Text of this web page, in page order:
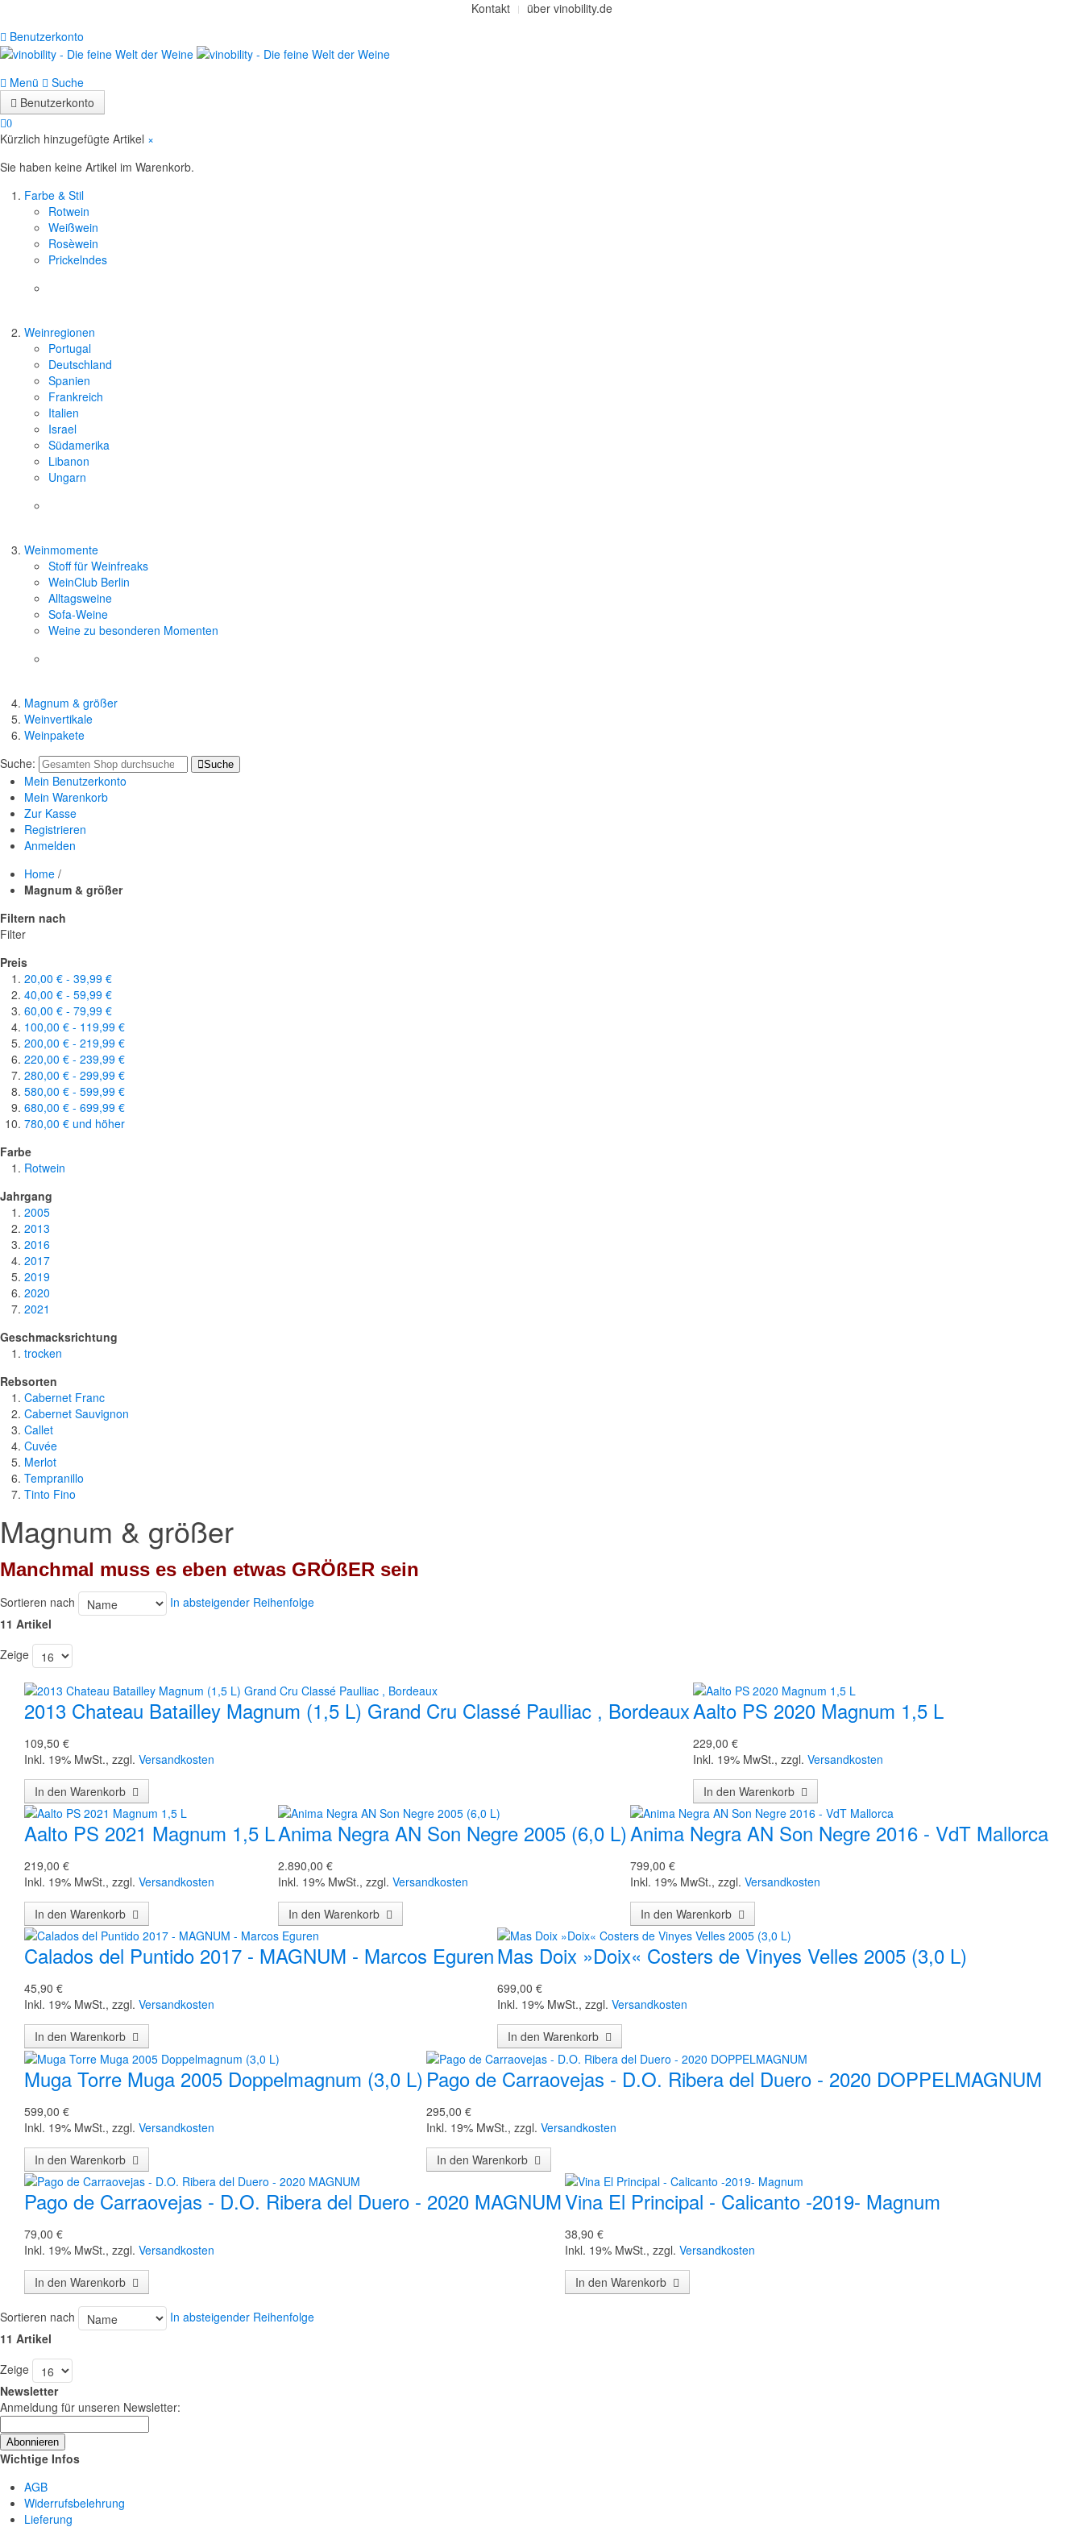
Kontakt
über vinobility.de
Benutzerkonto
Menü
Suche
Benutzerkonto
0
Kürzlich hinzugefügte Artikel ×
Sie haben keine Artikel im Warenkorb.
Farbe & Stil
Rotwein
Weißwein
Rosèwein
Prickelndes
Weinregionen
Portugal
Deutschland
Spanien
Frankreich
Italien
Israel
Südamerika
Libanon
Ungarn
Weinmomente
Stoff für Weinfreaks
WeinClub Berlin
Alltagsweine
Sofa-Weine
Weine zu besonderen Momenten
Magnum & größer
Weinvertikale
Weinpakete
Suche:
Suche
Mein Benutzerkonto
Mein Warenkorb
Zur Kasse
Registrieren
Anmelden
Home /
Magnum & größer
Filtern nach
Filter
Preis
20,00 € - 39,99 €
40,00 € - 59,99 €
60,00 € - 79,99 €
100,00 € - 119,99 €
200,00 € - 219,99 €
220,00 € - 239,99 €
280,00 € - 299,99 €
580,00 € - 599,99 €
680,00 € - 699,99 €
780,00 € und höher
Farbe
Rotwein
Jahrgang
2005
2013
2016
2017
2019
2020
2021
Geschmacksrichtung
trocken
Rebsorten
Cabernet Franc
Cabernet Sauvignon
Callet
Cuvée
Merlot
Tempranillo
Tinto Fino
Magnum & größer
Manchmal muss es eben etwas GRÖßER sein
Sortieren nach
In absteigender Reihenfolge
11 Artikel
Zeige
2013 Chateau Batailley Magnum (1,5 L) Grand Cru Classé Paulliac , Bordeaux
109,50 €
Inkl. 19% MwSt., zzgl. Versandkosten
In den Warenkorb
Aalto PS 2020 Magnum 1,5 L
229,00 €
Inkl. 19% MwSt., zzgl. Versandkosten
In den Warenkorb
Aalto PS 2021 Magnum 1,5 L
219,00 €
Inkl. 19% MwSt., zzgl. Versandkosten
In den Warenkorb
Anima Negra AN Son Negre 2005 (6,0 L)
2.890,00 €
Inkl. 19% MwSt., zzgl. Versandkosten
In den Warenkorb
Anima Negra AN Son Negre 2016 - VdT Mallorca
799,00 €
Inkl. 19% MwSt., zzgl. Versandkosten
In den Warenkorb
Calados del Puntido 2017 - MAGNUM - Marcos Eguren
45,90 €
Inkl. 19% MwSt., zzgl. Versandkosten
In den Warenkorb
Mas Doix »Doix« Costers de Vinyes Velles 2005 (3,0 L)
699,00 €
Inkl. 19% MwSt., zzgl. Versandkosten
In den Warenkorb
Muga Torre Muga 2005 Doppelmagnum (3,0 L)
599,00 €
Inkl. 19% MwSt., zzgl. Versandkosten
In den Warenkorb
Pago de Carraovejas - D.O. Ribera del Duero - 2020 DOPPELMAGNUM
295,00 €
Inkl. 19% MwSt., zzgl. Versandkosten
In den Warenkorb
Pago de Carraovejas - D.O. Ribera del Duero - 2020 MAGNUM
79,00 €
Inkl. 19% MwSt., zzgl. Versandkosten
In den Warenkorb
Vina El Principal - Calicanto -2019- Magnum
38,90 €
Inkl. 19% MwSt., zzgl. Versandkosten
In den Warenkorb
Sortieren nach
In absteigender Reihenfolge
11 Artikel
Zeige
Newsletter
Anmeldung für unseren Newsletter:
Abonnieren
Wichtige Infos
AGB
Widerrufsbelehrung
Lieferung